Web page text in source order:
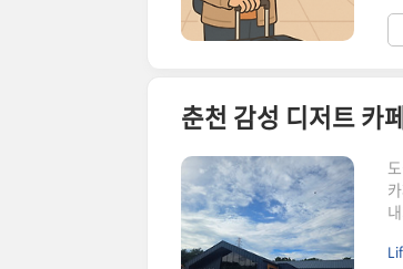
춘천 감성 디저트 카